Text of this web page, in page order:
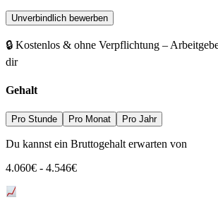
Unverbindlich bewerben
🔒 Kostenlos & ohne Verpflichtung –
dir
Gehalt
Pro Stunde Pro Monat Pro Jahr
Du kannst ein Bruttogehalt erwarten von
4.060€ - 4.546€